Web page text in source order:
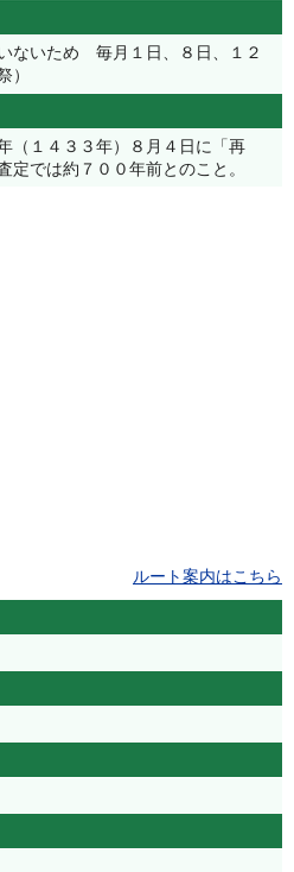
ないため 毎月１日、８日、１２
）
（１４３３年）８月４日に「再
定では約７００年前とのこと。
ルート案内はこちら